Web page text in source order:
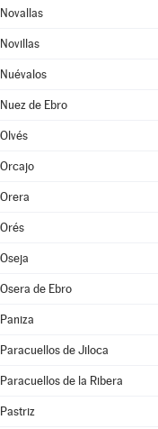
Novallas
Novillas
Nuévalos
Nuez de Ebro
Olvés
Orcajo
Orera
Orés
Oseja
Osera de Ebro
Paniza
Paracuellos de Jiloca
Paracuellos de la Ribera
Pastriz